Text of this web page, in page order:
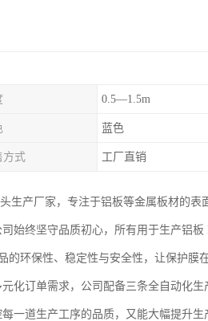
0.5—1.5m
蓝色
方式 工厂直销
生产厂家，专注于铝板等金属板材的表
始终坚守品质初心，所有用于生产铝板
环保性、稳定性与安全性，让保护膜
化订单需求，公司配备三条全自动化生
一道生产工序的品质，又能大幅提升生